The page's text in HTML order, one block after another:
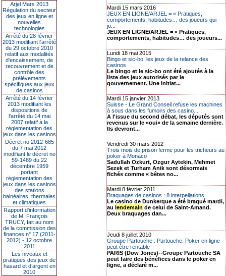
Arjel Mars 2013
Régulation du secteur
des jeux en ligne et
nouvelles
technologies
Arrêté du 28 février
2013 modifiant l'arrêté
du 29 octobre 2010
relatif aux modalités
d'encaissement, de
recouvrement et de
contrôle des
prélèvements
spécifiques aux jeux
de casinos
Arrêté du 14 février
2013 modifiant les
dispositions de
l'arrêté du 14 mai
2007 relatif à la
réglementation des
jeux dans les casinos
Décret no 2012-685
du 7 mai 2012
modifiant le décret no
59-1489 du 22
décembre 1959
portant
réglementation des
jeux dans les casinos
des stations
balnéaires, thermales
et climatiques
Rapport d'information
de M. François
TRUCY, fait au nom
de la commission des
finances n° 17 (2011-
2012) - 12 octobre
2011
Les niveaux et
pratiques des jeux de
hasard et d’argent en
2010
Mardi 15 mars 2016
JEUX EN LIGNE/ARJEL = « Pratiques,
comportements, habitudes… des joueurs qui
jo...
JEUX EN LIGNE/ARJEL = « Pratiques,
comportements, habitudes… des joueurs...
Lundi 18 mai 2015
Bingo et sic-bo, les jeux de la relance des
casinos
Le bingo et le sic-bo ont été ajoutés à la
liste des jeux autorisés par le
gouvernement. Une initiat...
Mardi 15 janvier 2013
Suisse - Le Grand Conseil refuse les machines
à sous dans les fumoirs des casino...
A l'issue du second débat, les députés sont
revenus sur le «oui» de la semaine dernière.
Ils devront...
Vendredi 30 mars 2012
Trois mois de prison ferme pour les tricheurs au
poker à Monaco
Sadullah Ozkurt, Ozgur Aytekin, Mehmet
Sezek et Turham Anik sont désormais
fichés comme « bêtes no...
Mardi 8 février 2011
Braquages de casinos : 8 interpellations
Le casino de Dunkerque a été braqué mardi,
au lendemain de celui de Saint-Amand.
Deux braquages dan...
Jeudi 8 juillet 2010
Groupe Partouche : Partouche: Poker en ligne
peut être rentable
PARIS (Dow Jones)--Groupe Partouche SA
peut faire des bénéfices dans le poker en
ligne, a déclaré m...